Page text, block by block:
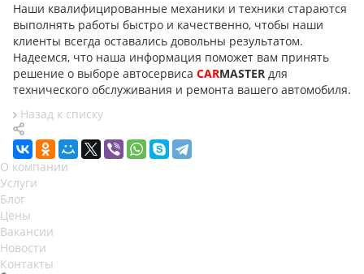
Наши квалифицированные механики и техники стараются
выполнять работы быстро и качественно, чтобы наши
клиенты всегда оставались довольны результатом.
Надеемся, что наша информация поможет вам принять
решение о выборе автосервиса CARMASTER для
технического обслуживания и ремонта вашего автомобиля.
Назад к списку
О компании
Услуги
Блог
Цены
Вакансии
Новости
Контакты